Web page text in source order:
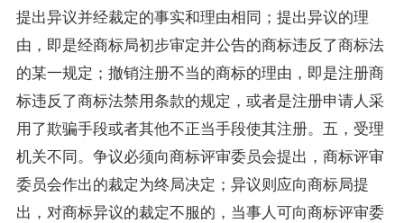
提出异议并经裁定的事实和理由相同；提出异议的理
由，即是经商标局初步审定并公告的商标违反了商标法
的某一规定；撤销注册不当的商标的理由，即是注册商
标违反了商标法禁用条款的规定，或者是注册申请人采
用了欺骗手段或者其他不正当手段使其注册。五，受理
机关不同。争议必须向商标评审委员会提出，商标评审
委员会作出的裁定为终局决定；异议则应向商标局提
出，对商标异议的裁定不服的，当事人可向商标评审委